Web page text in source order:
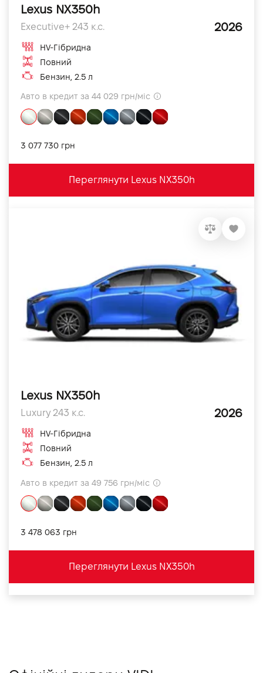
Lexus NX350h
Executive+ 243 к.с. 2026
HV-Гібридна
Повний
Бензин, 2.5 л
Авто в кредит за 44 029 грн/міс
3 077 730 грн
Переглянути Lexus NX350h
Lexus NX350h
Luxury 243 к.с. 2026
HV-Гібридна
Повний
Бензин, 2.5 л
Авто в кредит за 49 756 грн/міс
3 478 063 грн
Переглянути Lexus NX350h